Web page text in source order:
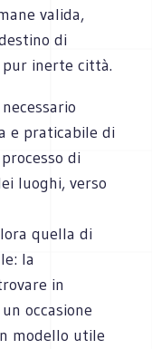
valida,
di
inerte città.
e praticabile di
di
luoghi, verso
quella di
la
in
occasione
modello utile